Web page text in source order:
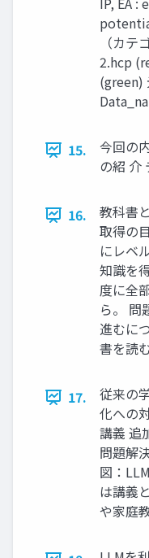
（カ
2.hcp
(green)
15.
今回の
の紹 介
16.
教科書
取得の
にレベ
知識を
度に全
ら。 問
進むに
書を読
17.
従来の
化への
講義 追
問題解
図：
は講義
や家庭